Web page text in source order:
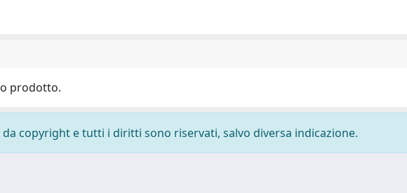
prodotto.
copyright e tutti i diritti sono riservati, salvo diversa indicazione.